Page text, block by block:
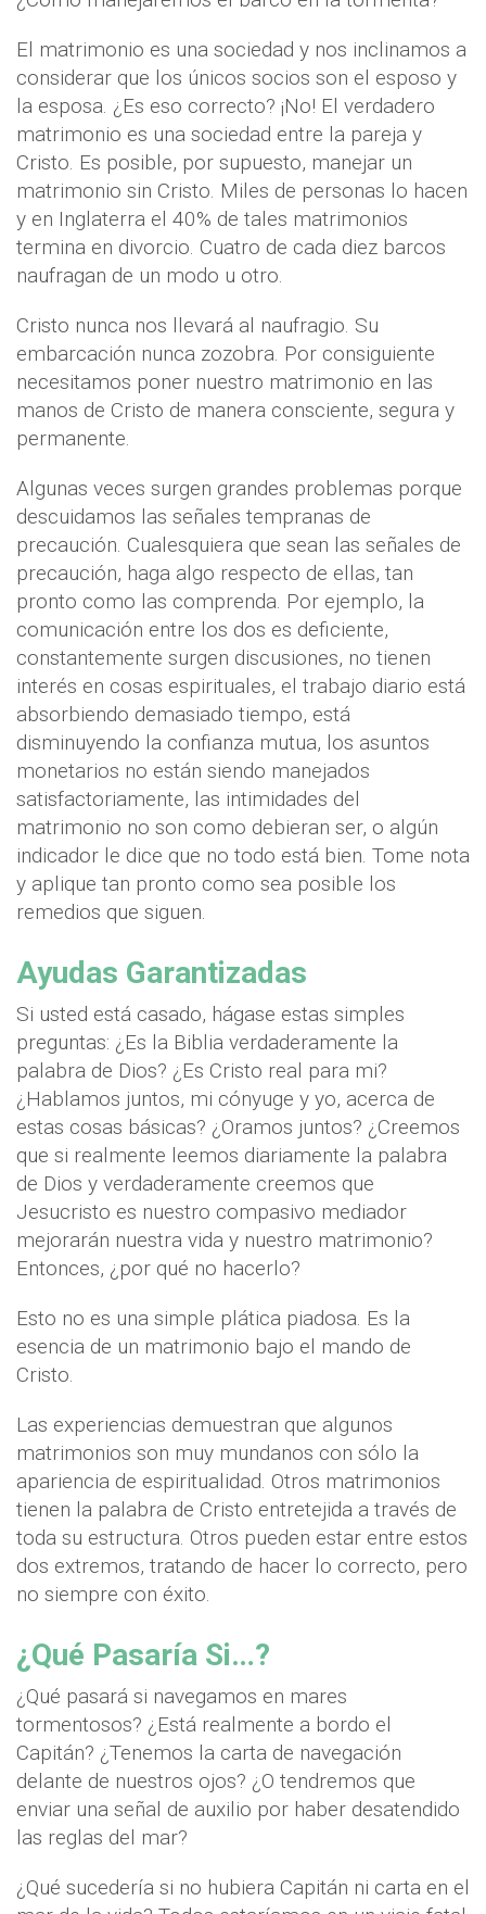
El matrimonio es una sociedad y nos inclinamos a
considerar que los únicos socios son el esposo y
la esposa. ¿Es eso correcto? ¡No! El verdadero
matrimonio es una sociedad entre la pareja y
Cristo. Es posible, por supuesto, manejar un
matrimonio sin Cristo. Miles de personas lo hacen
y en Inglaterra el 40% de tales matrimonios
termina en divorcio. Cuatro de cada diez barcos
naufragan de un modo u otro.
Cristo nunca nos llevará al naufragio. Su
embarcación nunca zozobra. Por consiguiente
necesitamos poner nuestro matrimonio en las
manos de Cristo de manera consciente, segura y
permanente.
Algunas veces surgen grandes problemas porque
descuidamos las señales tempranas de
precaución. Cualesquiera que sean las señales de
precaución, haga algo respecto de ellas, tan
pronto como las comprenda. Por ejemplo, la
comunicación entre los dos es deficiente,
constantemente surgen discusiones, no tienen
interés en cosas espirituales, el trabajo diario está
absorbiendo demasiado tiempo, está
disminuyendo la confianza mutua, los asuntos
monetarios no están siendo manejados
satisfactoriamente, las intimidades del
matrimonio no son como debieran ser, o algún
indicador le dice que no todo está bien. Tome nota
y aplique tan pronto como sea posible los
remedios que siguen.
Ayudas Garantizadas
Si usted está casado, hágase estas simples
preguntas: ¿Es la Biblia verdaderamente la
palabra de Dios? ¿Es Cristo real para mi?
¿Hablamos juntos, mi cónyuge y yo, acerca de
estas cosas básicas? ¿Oramos juntos? ¿Creemos
que si realmente leemos diariamente la palabra
de Dios y verdaderamente creemos que
Jesucristo es nuestro compasivo mediador
mejorarán nuestra vida y nuestro matrimonio?
Entonces, ¿por qué no hacerlo?
Esto no es una simple plática piadosa. Es la
esencia de un matrimonio bajo el mando de
Cristo.
Las experiencias demuestran que algunos
matrimonios son muy mundanos con sólo la
apariencia de espiritualidad. Otros matrimonios
tienen la palabra de Cristo entretejida a través de
toda su estructura. Otros pueden estar entre estos
dos extremos, tratando de hacer lo correcto, pero
no siempre con éxito.
¿Qué Pasaría Si…?
¿Qué pasará si navegamos en mares
tormentosos? ¿Está realmente a bordo el
Capitán? ¿Tenemos la carta de navegación
delante de nuestros ojos? ¿O tendremos que
enviar una señal de auxilio por haber desatendido
las reglas del mar?
¿Qué sucedería si no hubiera Capitán ni carta en el